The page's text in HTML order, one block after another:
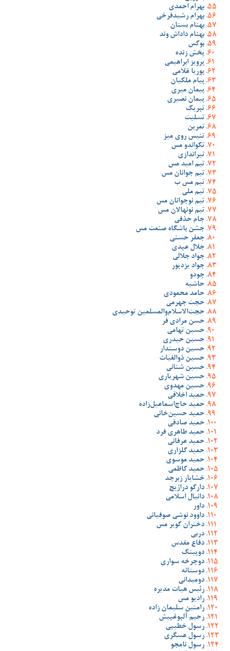
بهرام احمدی
بهرام رشیدفرخی
بهنام بستان
بهنام داداش وند
بوکس
پخش زنده
پرویز ابراهیمی
پوریا غلامی
پیام ملکیان
پیمان میری
پیمان نصیری
تبریک
تسلیت
تمرین
تنیس روی میز
تکواندو مس
تیراندازی
تیم امید مس
تیم جوانان مس
تیم مس ب
تیم ملی
تیم نوجوانان مس
تیم نونهالان مس
جام حذفی
جشن باشگاه صنعت مس
جعفر حسنی
جلال عبدی
جواد جلالی
جواد یزدپور
جودو
حاشیه
حامد محمودی
حجت جهرمی
حجت‌الاسلام‌والمسلمین توحیدی
حسن مرادی فر
حسین تهامی
حسین حیدری
حسین دوستدار
حسین ذوالغیاث
حسین شنانی
حسین شهریاری
حسین مهدوی
حمید اخلاقی
حمید حاج‌اسماعیل‌زاده
حمید حسین‌خانی
حمید صادقی
حمید طاهری فرد
حمید عرفانی
حمید گلزاری
حمید موسوی
حمید کاظمی
خشایار زبرجد
دارکو دراژیچ
دانیال اسلامی
داور
داوود نوشی صوفیانی
دختران کویر مس
دربی
دفاع مقدس
دوپینگ
دوچرخه سواری
دوستانه
دومیدانی
رئیس هیات مدیره
رادیو مس
رامتین سلیمان زاده
رحیم آلبوغبیش
رسول خطیبی
رسول عسگری
رسول نامجو